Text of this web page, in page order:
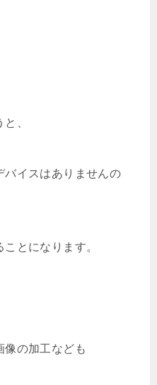
、
バイスはありませんの
とになります。
像の加工なども